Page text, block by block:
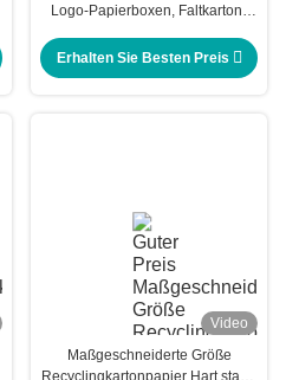
Logo-Papierboxen, Faltkarton-
Luxusmagnetische
Erhalten Sie Besten Preis
Video
Maßgeschneiderte Größe
Recyclingkartonpapier Hart starre